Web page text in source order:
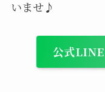
いませ♪
公式